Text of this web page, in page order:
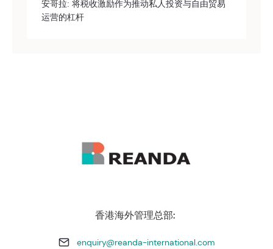
安哥拉: 将税收激励作为推动私人投资与自由贸易
运营的杠杆
香港海外管理总部:
enquiry@reanda-international.com